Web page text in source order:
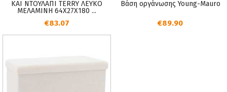
ΚΑΙ ΝΤΟΥΛΑΠΙ TERRY ΛΕΥΚΟ
ΜΕΛΑΜΙΝΗ 64Χ27Χ180 ...
€83.07
Βάση οργάνωσης Young-Mauro
€89.90